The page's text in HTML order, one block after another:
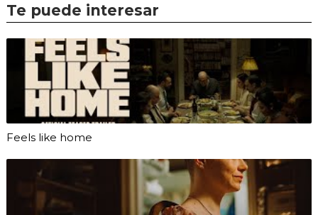
Te puede interesar
Feels like home